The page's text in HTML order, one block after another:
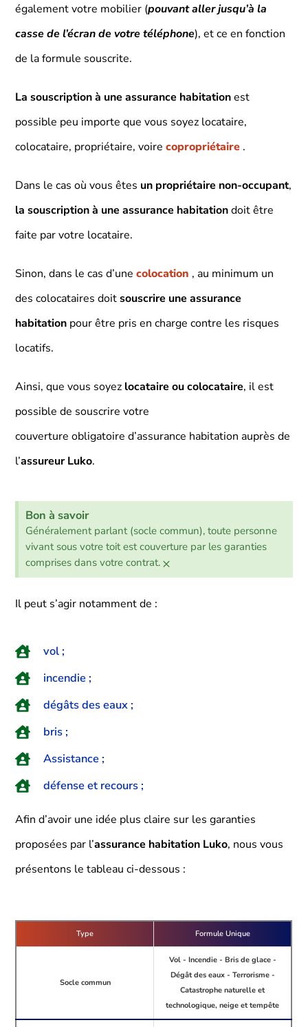
également votre mobilier (pouvant aller jusqu’à la
casse de l’écran de votre téléphone), et ce en fonction
de la formule souscrite.
La souscription à une assurance habitationest
possible peu importe que vous soyez locataire,
colocataire, propriétaire, voirecopropriétaire .
Dans le cas où vous êtes un propriétaire non-occupant,
la souscription à une assurance habitationdoit être
faite par votre locataire.
Sinon, dans le cas d’unecolocation , au minimum un
des colocataires doitsouscrire une assurance
habitation pour être pris en charge contre les risques
locatifs.
Ainsi, que vous soyez locataire ou colocataire, il est
possible de souscrire votre
couverture obligatoire d’assurance habitation auprès de
l’assureur Luko.
Bon à savoir
Généralement parlant (socle commun), toute personne
vivant sous votre toit est couverture par les garanties
comprises dans votre contrat. ×
Il peut s’agir notamment de :
vol ;
incendie ;
dégâts des eaux ;
bris ;
Assistance ;
défense et recours ;
Afin d’avoir une idée plus claire sur les garanties
proposées par l’assurance habitation Luko, nous vous
présentons le tableau ci-dessous :
Type Formule Unique
Socle commun
Vol - Incendie - Bris de glace -
Dégât des eaux - Terrorisme -
Catastrophe naturelle et
technologique, neige et tempête